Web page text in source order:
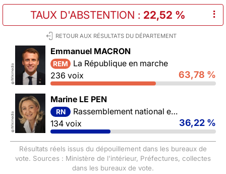
TAUX D'ABSTENTION : 22,52 % ⠇
RETOUR AUX RÉSULTATS DU DÉPARTEMENT
©
Wikimedia
Emmanuel MACRON
REM
La République en marche
236 voix
63,78 %
©
Wikimedia
Marine LE PEN
RN
Rassemblement national et ses alliés
134 voix
36,22 %
Résultats réels issus du dépouillement dans les bureaux de
vote. Sources : Ministère de l'intérieur, Préfectures, collectes
dans les bureaux de vote.